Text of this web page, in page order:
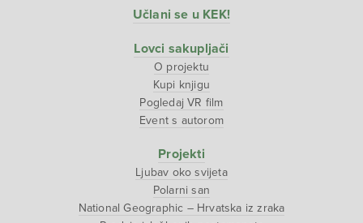
Učlani se u KEK!
Lovci sakupljači
O projektu
Kupi knjigu
Pogledaj VR film
Event s autorom
Projekti
Ljubav oko svijeta
Polarni san
National Geographic – Hrvatska iz zraka